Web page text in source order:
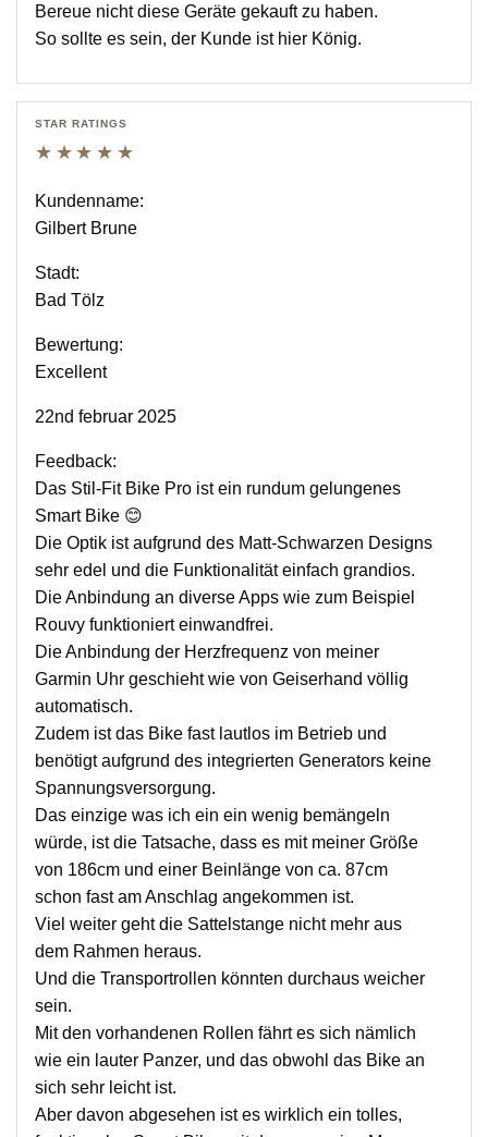
Bereue nicht diese Geräte gekauft zu haben.
So sollte es sein, der Kunde ist hier König.
STAR RATINGS
★★★★★
Kundenname:
Gilbert Brune
Stadt:
Bad Tölz
Bewertung:
Excellent
22nd februar 2025
Feedback:
Das Stil-Fit Bike Pro ist ein rundum gelungenes
Smart Bike 😊
Die Optik ist aufgrund des Matt-Schwarzen Designs
sehr edel und die Funktionalität einfach grandios.
Die Anbindung an diverse Apps wie zum Beispiel
Rouvy funktioniert einwandfrei.
Die Anbindung der Herzfrequenz von meiner
Garmin Uhr geschieht wie von Geiserhand völlig
automatisch.
Zudem ist das Bike fast lautlos im Betrieb und
benötigt aufgrund des integrierten Generators keine
Spannungsversorgung.
Das einzige was ich ein ein wenig bemängeln
würde, ist die Tatsache, dass es mit meiner Größe
von 186cm und einer Beinlänge von ca. 87cm
schon fast am Anschlag angekommen ist.
Viel weiter geht die Sattelstange nicht mehr aus
dem Rahmen heraus.
Und die Transportrollen könnten durchaus weicher
sein.
Mit den vorhandenen Rollen fährt es sich nämlich
wie ein lauter Panzer, und das obwohl das Bike an
sich sehr leicht ist.
Aber davon abgesehen ist es wirklich ein tolles,